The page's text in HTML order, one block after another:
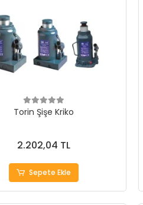
Torin Şişe Kriko
2.202,04 TL
Sepete Ekle